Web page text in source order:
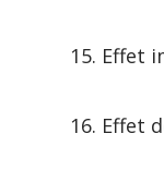
15. Effet
16. Effet